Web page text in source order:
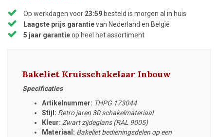
Op werkdagen voor 23:59 besteld is morgen al in huis
Laagste prijs garantievan Nederland en België
5 jaar garantieop heel het assortiment
Bakeliet Kruisschakelaar Inbouw
Specificaties
Artikelnummer: THPG 173044
Stijl: Retro jaren 30 schakelmateriaal
Kleur: Zwart zijdeglans (RAL 9005)
Materiaal: Bakeliet bedieningsdelen op een